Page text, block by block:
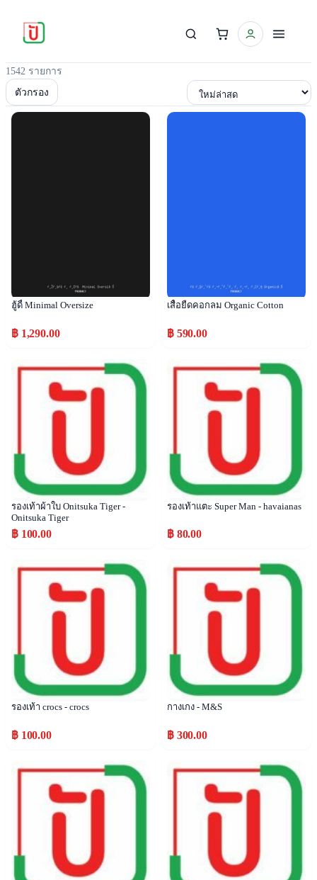
1542 รายการ
ตัวกรอง เรียงตาม
ฮู้ดี้ Minimal Oversize
฿ 1,290.00
เสื้อยืดคอกลม Organic Cotton
฿ 590.00
Popular
รองเท้าผ้าใบ Onitsuka Tiger -
Onitsuka Tiger
฿ 100.00
Popular
รองเท้าแตะ Super Man - havaianas
฿ 80.00
Popular
รองเท้า crocs - crocs
฿ 100.00
Popular
กางเกง - M&S
฿ 300.00
Popular Popular